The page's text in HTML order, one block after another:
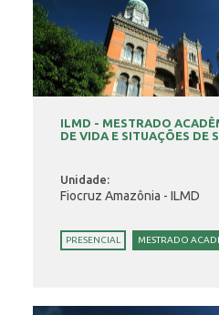
ILMD - MESTRADO
DE VIDA E SITUAÇÕES DE
Unidade:
Fiocruz Amazônia - ILMD
PRESENCIAL MESTRADO